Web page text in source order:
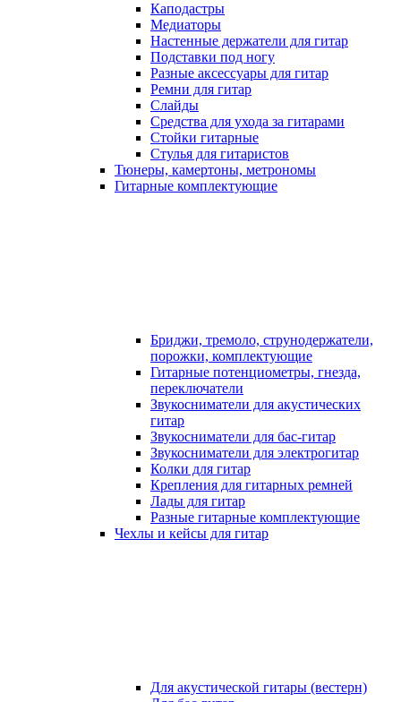
Каподастры
Медиаторы
Настенные держатели для гитар
Подставки под ногу
Разные аксессуары для гитар
Ремни для гитар
Слайды
Средства для ухода за гитарами
Стойки гитарные
Стулья для гитаристов
Тюнеры, камертоны, метрономы
Гитарные комплектующие
Бриджи, тремоло, струнодержатели,
порожки, комплектующие
Гитарные потенциометры, гнезда,
переключатели
Звукосниматели для акустических
гитар
Звукосниматели для бас-гитар
Звукосниматели для электрогитар
Колки для гитар
Крепления для гитарных ремней
Лады для гитар
Разные гитарные комплектующие
Чехлы и кейсы для гитар
Для акустической гитары (вестерн)